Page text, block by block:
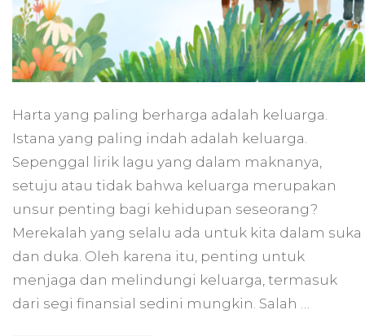
Harta yang paling berharga adalah keluarga.
Istana yang paling indah adalah keluarga.
Sepenggal lirik lagu yang dalam maknanya,
setuju atau tidak bahwa keluarga merupakan
unsur penting bagi kehidupan seseorang?
Merekalah yang selalu ada untuk kita dalam suka
dan duka. Oleh karena itu, penting untuk
menjaga dan melindungi keluarga, termasuk
dari segi finansial sedini mungkin. Salah …